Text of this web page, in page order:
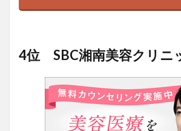
4位 SBC湘南美容クリニ